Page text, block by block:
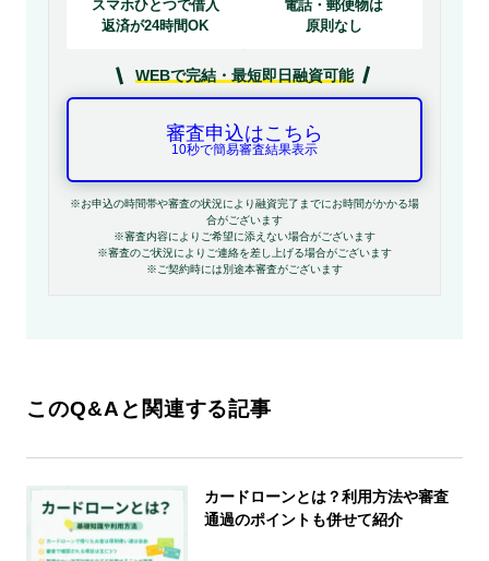
スマホひとつで借入
返済が24時間OK
電話・郵便物は
原則なし
WEBで完結・最短即日融資可能
審査申込はこちら
10秒で簡易審査結果表示
※お申込の時間帯や審査の状況により融資完了までにお時間がかかる場
合がございます
※審査内容によりご希望に添えない場合がございます
※審査のご状況によりご連絡を差し上げる場合がございます
※ご契約時には別途本審査がございます
このQ&Aと関連する記事
カードローンとは？利用方法や審査
通過のポイントも併せて紹介